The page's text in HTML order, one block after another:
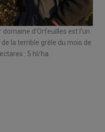
d’Orfeuilles est l’un
la terrible grêle du mois de
: 5 hl/ha.